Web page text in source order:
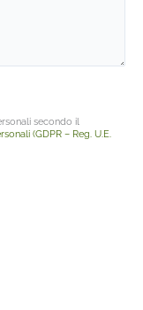
secondo il
(GDPR – Reg. U.E.